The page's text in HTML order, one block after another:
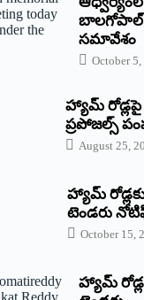
బాలగోపాల్‌
సమావేశం
October
హ్యామ్‌ రోడ్లపై
ప్రపోజల్స్‌
August 25,
హ్యామ్‌
టెండరు
October 15,
హ్యామ్‌